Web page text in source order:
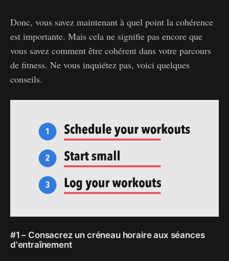
Donc, vous savez maintenant à quel point la cohérence
est importante. Mais cela ne signifie pas encore que
vous savez comment être cohérent dans votre parcours
de fitness. Ne vous inquiétez pas, voici quelques
conseils.
#1 – Consacrez un créneau horaire aux séances
d'entraînement